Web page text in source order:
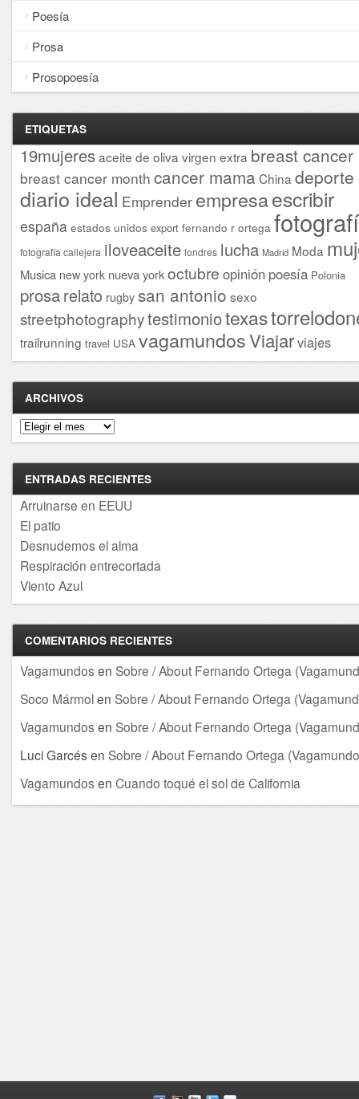
Poesía
Prosa
Prosopoesía
ETIQUETAS
19mujeresaceite de oliva virgen extra breast cancer
breast cancer month cancer mama China deporte
diario ideal Emprender empresaescribir
españa estados unidos export fernando r ortega
fotografía callejera iloveaceite londres lucha Madrid Moda
Musica new york nueva yorkoctubre opinión poesía Polonia
prosarelato rugby san antonio sexo
streetphotographytestimoniotexas
trailrunning travel USA vagamundosViajarviajes
ARCHIVOS
Archivos
ENTRADAS RECIENTES
Arruinarse en EEUU
El patio
Desnudemos el alma
Respiración entrecortada
Viento Azul
COMENTARIOS RECIENTES
Vagamundos en Sobre / About Fernando Ortega
Soco Mármolen Sobre / About Fernando Ortega
Vagamundos en Sobre / About Fernando Ortega
Luci Garcés en Sobre / About Fernando Ortega
Vagamundos en Cuando toqué el sol de California